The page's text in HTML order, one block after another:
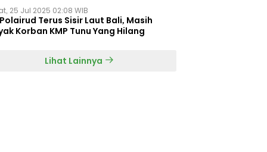
25 Jul 2025 02:08 WIB
Terus Sisir Laut Bali, Masih
Korban KMP Tunu Yang Hilang
Lihat Lainnya